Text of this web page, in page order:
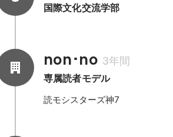
国際文化交流学部
non･no 3年間
専属読者モデル
読モシスターズ神7